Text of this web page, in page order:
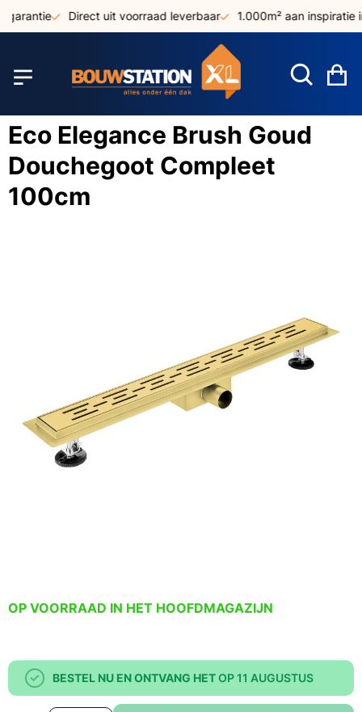
naar
Direct uit voorraad leverbaar 1.000m² aan inspiratie
Eco Elegance Brush Goud
Douchegoot Compleet
100cm
OP VOORRAAD IN HET HOOFDMAGAZIJN
BESTEL NU EN ONTVANG HETOP 11 AUGUSTUS